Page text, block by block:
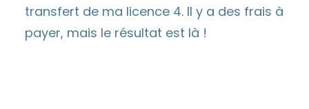
transfert de ma licence 4. Il y a des frais à
payer, mais le résultat est là !